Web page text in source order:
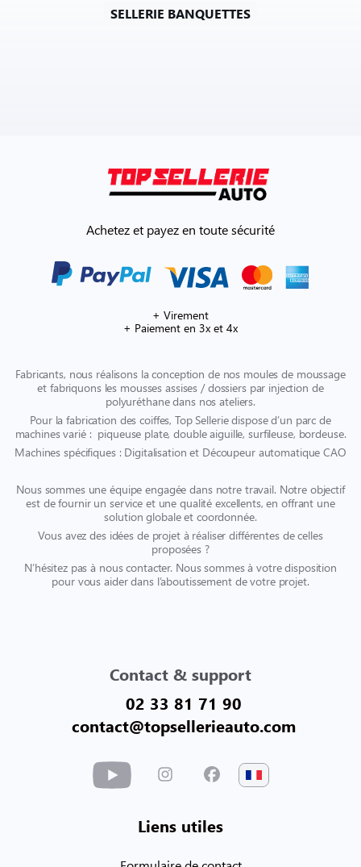
SELLERIE BANQUETTES
Achetez et payez en toute sécurité
+ Virement
+ Paiement en 3x et 4x
Fabricants, nous réalisons la conception de nos moules de moussage
et fabriquons les mousses assises / dossiers par injection de
polyuréthane dans nos ateliers.
Pour la fabrication des coiffes, Top Sellerie dispose d’un parc de
machines varié : piqueuse plate, double aiguille, surfileuse, bordeuse.
Machines spécifiques : Digitalisation et Découpeur automatique CAO
Nous sommes une équipe engagée dans notre travail. Notre objectif
est de fournir un service et une qualité excellents, en offrant une
solution globale et coordonnée.
Vous avez des idées de projet à réaliser différentes de celles
proposées ?
N’hésitez pas à nous contacter. Nous sommes à votre disposition
pour vous aider dans l’aboutissement de votre projet.
Contact & support
02 33 81 71 90
contact@topsellerieauto.com
Liens utiles